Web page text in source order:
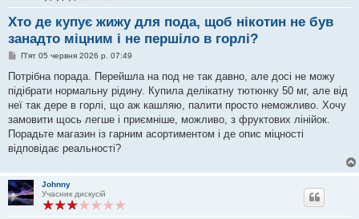
Хто де купує жижу для пода, щоб нікотин не був
занадто міцним і не першіло в горлі?
П
в
д
о
л
е
н
н
П'ят 05 червня 2026 р. 07:49
Потрібна порада. Перейшла на под не так давно, але досі не можу
підібрати нормальну рідину. Купила делікатну тютюнку 50 мг, але від
неї так дере в горлі, що аж кашляю, палити просто неможливо. Хочу
замовити щось легше і приємніше, можливо, з фруктових лінійок.
Порадьте магазин із гарним асортиментом і де опис міцності
відповідає реальності?
Johnny
Учасник дискусій